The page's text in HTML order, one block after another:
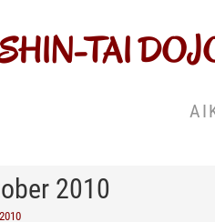
TAI
2010